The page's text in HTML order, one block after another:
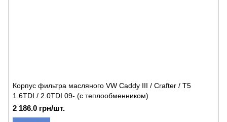
Корпус фильтра масляного VW Caddy III / Crafter / T5
1.6TDI / 2.0TDI 09- (с теплообменником)
2 186.0 грн/шт.